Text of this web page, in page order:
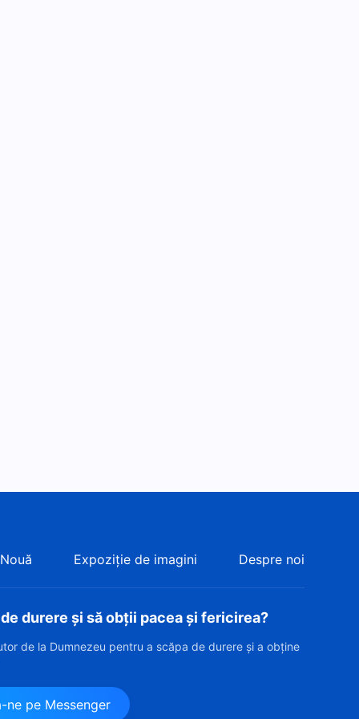
Expoziție de imagini Despre noi
durere și să obții pacea și fericirea?
de la Dumnezeu pentru a scăpa de durere și a obține
ne pe Messenger